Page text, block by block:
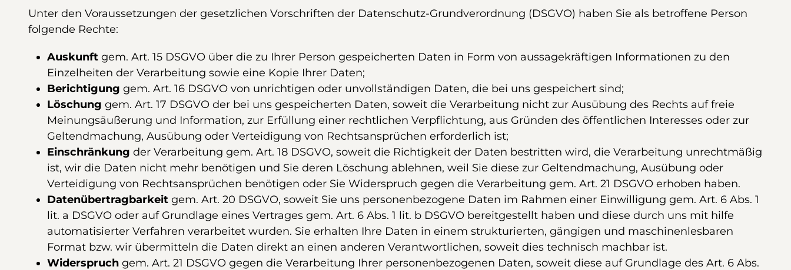
Unter den Voraussetzungen der gesetzlichen Vorschriften der Datenschutz-Grundverordnung (DSGVO) haben Sie als betroffene Person
folgende Rechte:
Auskunft gem. Art. 15 DSGVO über die zu Ihrer Person gespeicherten Daten in Form von aussagekräftigen Informationen zu den
Einzelheiten der Verarbeitung sowie eine Kopie Ihrer Daten;
Berichtigung gem. Art. 16 DSGVO von unrichtigen oder unvollständigen Daten, die bei uns gespeichert sind;
Löschung gem. Art. 17 DSGVO der bei uns gespeicherten Daten, soweit die Verarbeitung nicht zur Ausübung des Rechts auf freie
Meinungsäußerung und Information, zur Erfüllung einer rechtlichen Verpflichtung, aus Gründen des öffentlichen Interesses oder zur
Geltendmachung, Ausübung oder Verteidigung von Rechtsansprüchen erforderlich ist;
Einschränkung der Verarbeitung gem. Art. 18 DSGVO, soweit die Richtigkeit der Daten bestritten wird, die Verarbeitung unrechtmäßig
ist, wir die Daten nicht mehr benötigen und Sie deren Löschung ablehnen, weil Sie diese zur Geltendmachung, Ausübung oder
Verteidigung von Rechtsansprüchen benötigen oder Sie Widerspruch gegen die Verarbeitung gem. Art. 21 DSGVO erhoben haben.
Datenübertragbarkeit gem. Art. 20 DSGVO, soweit Sie uns personenbezogene Daten im Rahmen einer Einwilligung gem. Art. 6 Abs. 1
lit. a DSGVO oder auf Grundlage eines Vertrages gem. Art. 6 Abs. 1 lit. b DSGVO bereitgestellt haben und diese durch uns mit hilfe
automatisierter Verfahren verarbeitet wurden. Sie erhalten Ihre Daten in einem strukturierten, gängigen und maschinenlesbaren
Format bzw. wir übermitteln die Daten direkt an einen anderen Verantwortlichen, soweit dies technisch machbar ist.
Widerspruch gem. Art. 21 DSGVO gegen die Verarbeitung Ihrer personenbezogenen Daten, soweit diese auf Grundlage des Art. 6 Abs.